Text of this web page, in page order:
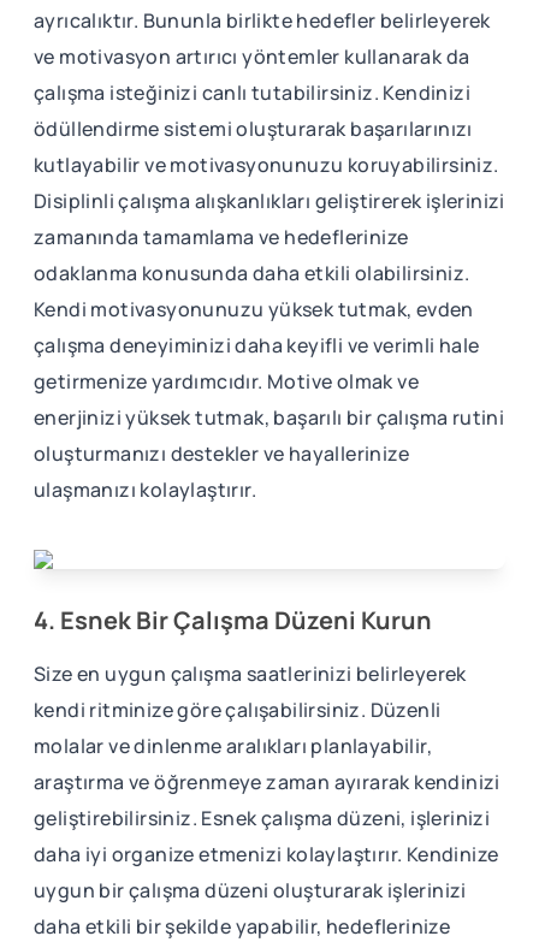
ayrıcalıktır. Bununla birlikte hedefler belirleyerek
ve motivasyon artırıcı yöntemler kullanarak da
çalışma isteğinizi canlı tutabilirsiniz. Kendinizi
ödüllendirme sistemi oluşturarak başarılarınızı
kutlayabilir ve motivasyonunuzu koruyabilirsiniz.
Disiplinli çalışma alışkanlıkları geliştirerek işlerinizi
zamanında tamamlama ve hedeflerinize
odaklanma konusunda daha etkili olabilirsiniz.
Kendi motivasyonunuzu yüksek tutmak, evden
çalışma deneyiminizi daha keyifli ve verimli hale
getirmenize yardımcıdır. Motive olmak ve
enerjinizi yüksek tutmak, başarılı bir çalışma rutini
oluşturmanızı destekler ve hayallerinize
ulaşmanızı kolaylaştırır.
4. Esnek Bir Çalışma Düzeni Kurun
Size en uygun çalışma saatlerinizi belirleyerek
kendi ritminize göre çalışabilirsiniz. Düzenli
molalar ve dinlenme aralıkları planlayabilir,
araştırma ve öğrenmeye zaman ayırarak kendinizi
geliştirebilirsiniz. Esnek çalışma düzeni, işlerinizi
daha iyi organize etmenizi kolaylaştırır. Kendinize
uygun bir çalışma düzeni oluşturarak işlerinizi
daha etkili bir şekilde yapabilir, hedeflerinize